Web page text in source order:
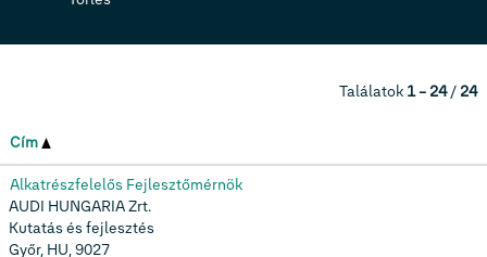
Találatok 1 – 24/ 24
Cím
Alkatrészfelelős Fejlesztőmérnök
AUDI HUNGARIA Zrt.
Kutatás és fejlesztés
Győr, HU, 9027